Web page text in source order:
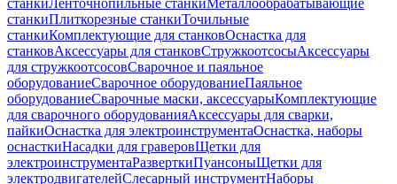
станкиЛенточнопильные станкиМеталлообрабатывающие
станкиПлиткорезные станкиТочильные
станкиКомплектующие для станковОснастка для
станковАксессуары для станковСтружкоотсосыАксессуары
для стружкоотсосовСварочное и паяльное
оборудованиеСварочное оборудованиеПаяльное
оборудованиеСварочные маски, аксессуарыКомплектующие
для сварочного оборудованияАксессуары для сварки,
пайкиОснастка для электроинструментаОснастка, наборы
оснасткиНасадки для граверовЩетки для
электроинструментаРазверткиПуансоныЩетки для
электродвигателейСлесарный инструментНаборы